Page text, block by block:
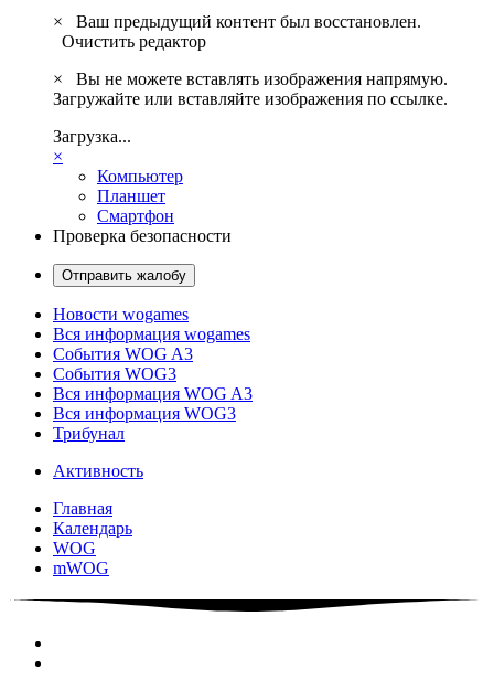
×
Ваш предыдущий контент был восстановлен.
Очистить редактор
×
Вы не можете вставлять изображения напрямую.
Загружайте или вставляйте изображения по ссылке.
Загрузка...
×
Компьютер
Планшет
Смартфон
Проверка безопасности
Отправить жалобу
Новости wogames
Вся информация wogames
События WOG A3
События WOG3
Вся информация WOG A3
Вся информация WOG3
Трибунал
Активность
Главная
Календарь
WOG
mWOG